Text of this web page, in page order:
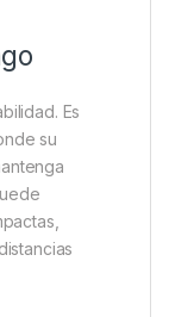
sencillo:
lo habitual
. Así podrás
de
durante